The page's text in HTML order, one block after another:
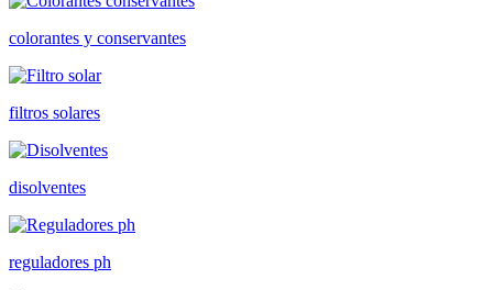
colorantes y conservantes
filtros solares
disolventes
reguladores ph